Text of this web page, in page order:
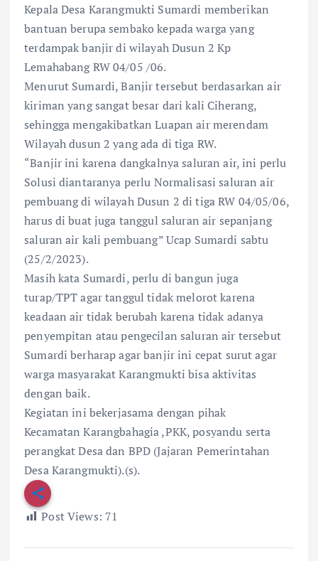
Kepala Desa Karangmukti Sumardi memberikan
bantuan berupa sembako kepada warga yang
terdampak banjir di wilayah Dusun 2 Kp
Lemahabang RW 04/05 /06.
Menurut Sumardi, Banjir tersebut berdasarkan air
kiriman yang sangat besar dari kali Ciherang,
sehingga mengakibatkan Luapan air merendam
Wilayah dusun 2 yang ada di tiga RW.
“Banjir ini karena dangkalnya saluran air, ini perlu
Solusi diantaranya perlu Normalisasi saluran air
pembuang di wilayah Dusun 2 di tiga RW 04/05/06,
harus di buat juga tanggul saluran air sepanjang
saluran air kali pembuang” Ucap Sumardi sabtu
(25/2/2023).
Masih kata Sumardi, perlu di bangun juga
turap/TPT agar tanggul tidak melorot karena
keadaan air tidak berubah karena tidak adanya
penyempitan atau pengecilan saluran air tersebut
Sumardi berharap agar banjir ini cepat surut agar
warga masyarakat Karangmukti bisa aktivitas
dengan baik.
Kegiatan ini bekerjasama dengan pihak
Kecamatan Karangbahagia ,PKK, posyandu serta
perangkat Desa dan BPD (Jajaran Pemerintahan
Desa Karangmukti).(s).
Post Views: 71